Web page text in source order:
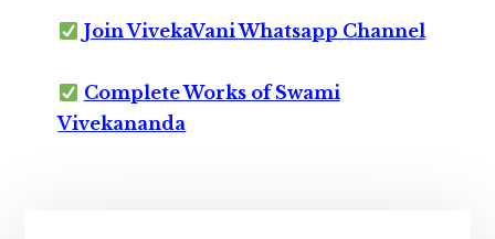
Join VivekaVani Whatsapp Channel
Complete Works of Swami
Vivekananda